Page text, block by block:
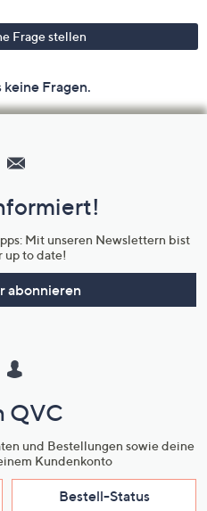
Mit unseren Newslettern bist
up to date!
abonnieren
QVC
und Bestellungen sowie deine
Kundenkonto
Bestell-Status